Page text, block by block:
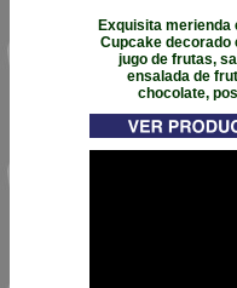
Exquisita merienda
Cupcake decorado
jugo de frutas,
ensalada de
chocolate,